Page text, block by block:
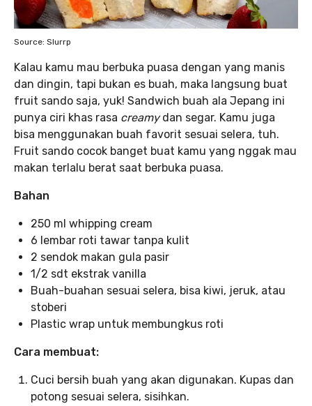
Source: Slurrp
Kalau kamu mau berbuka puasa dengan yang manis
dan dingin, tapi bukan es buah, maka langsung buat
fruit sando saja, yuk! Sandwich buah ala Jepang ini
punya ciri khas rasa creamydan segar. Kamu juga
bisa menggunakan buah favorit sesuai selera, tuh.
Fruit sando cocok banget buat kamu yang nggak mau
makan terlalu berat saat berbuka puasa.
Bahan
250 ml whipping cream
6 lembar roti tawar tanpa kulit
2 sendok makan gula pasir
1/2 sdt ekstrak vanilla
Buah-buahan sesuai selera, bisa kiwi, jeruk, atau
stoberi
Plastic wrap untuk membungkus roti
Cara membuat:
Cuci bersih buah yang akan digunakan. Kupas dan
potong sesuai selera, sisihkan.